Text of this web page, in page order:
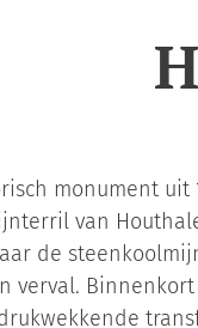
monument uit
van
de
verval.